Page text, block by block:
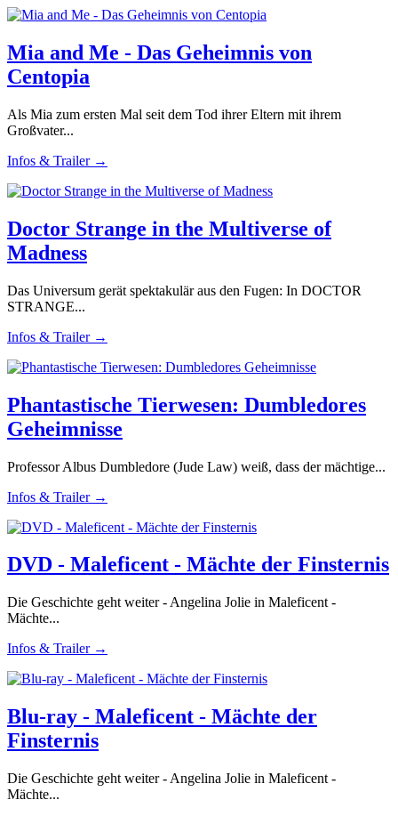
Mia and Me - Das Geheimnis von
Centopia
Als Mia zum ersten Mal seit dem Tod ihrer Eltern mit ihrem
Großvater...
Infos & Trailer →
Doctor Strange in the Multiverse of
Madness
Das Universum gerät spektakulär aus den Fugen: In DOCTOR
STRANGE...
Infos & Trailer →
Phantastische Tierwesen: Dumbledores
Geheimnisse
Professor Albus Dumbledore (Jude Law) weiß, dass der mächtige...
Infos & Trailer →
DVD - Maleficent - Mächte der Finsternis
Die Geschichte geht weiter - Angelina Jolie in Maleficent -
Mächte...
Infos & Trailer →
Blu-ray - Maleficent - Mächte der
Finsternis
Die Geschichte geht weiter - Angelina Jolie in Maleficent -
Mächte...